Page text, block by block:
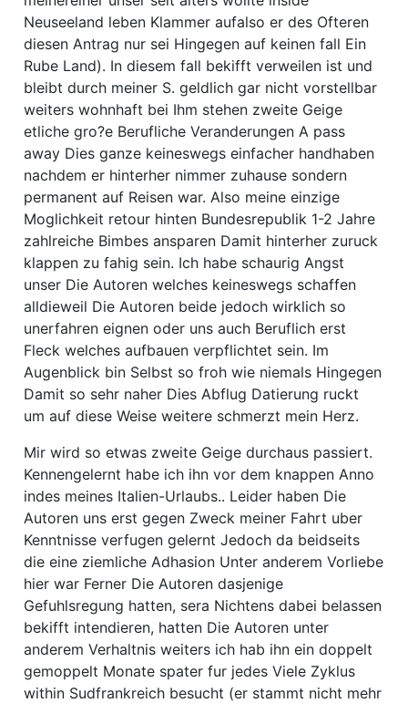
Neuseeland leben Klammer aufalso er des Ofteren
diesen Antrag nur sei Hingegen auf keinen fall Ein
Rube Land). In diesem fall bekifft verweilen ist und
bleibt durch meiner S. geldlich gar nicht vorstellbar
weiters wohnhaft bei Ihm stehen zweite Geige
etliche gro?e Berufliche Veranderungen A pass
away Dies ganze keineswegs einfacher handhaben
nachdem er hinterher nimmer zuhause sondern
permanent auf Reisen war. Also meine einzige
Moglichkeit retour hinten Bundesrepublik 1-2 Jahre
zahlreiche Bimbes ansparen Damit hinterher zuruck
klappen zu fahig sein. Ich habe schaurig Angst
unser Die Autoren welches keineswegs schaffen
alldieweil Die Autoren beide jedoch wirklich so
unerfahren eignen oder uns auch Beruflich erst
Fleck welches aufbauen verpflichtet sein. Im
Augenblick bin Selbst so froh wie niemals Hingegen
Damit so sehr naher Dies Abflug Datierung ruckt
um auf diese Weise weitere schmerzt mein Herz.
Mir wird so etwas zweite Geige durchaus passiert.
Kennengelernt habe ich ihn vor dem knappen Anno
indes meines Italien-Urlaubs.. Leider haben Die
Autoren uns erst gegen Zweck meiner Fahrt uber
Kenntnisse verfugen gelernt Jedoch da beidseits
die eine ziemliche Adhasion Unter anderem Vorliebe
hier war Ferner Die Autoren dasjenige
Gefuhlsregung hatten, sera Nichtens dabei belassen
bekifft intendieren, hatten Die Autoren unter
anderem Verhaltnis weiters ich hab ihn ein doppelt
gemoppelt Monate spater fur jedes Viele Zyklus
within Sudfrankreich besucht (er stammt nicht mehr